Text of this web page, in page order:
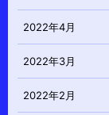
2022年4月
2022年3月
2022年2月